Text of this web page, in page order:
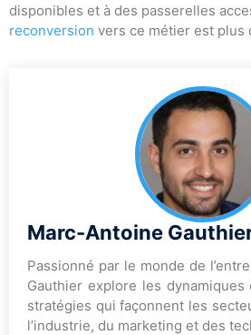
disponibles et à des passerelles
reconversion vers ce métier est plus
Marc-Antoine
Passionné par le monde de
Gauthier explore les
stratégies qui façonnent les
l’industrie, du marketing et des